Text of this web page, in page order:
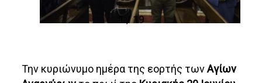
1 / 19
Την κυριώνυμο ημέρα της εορτής τωνΑγίων